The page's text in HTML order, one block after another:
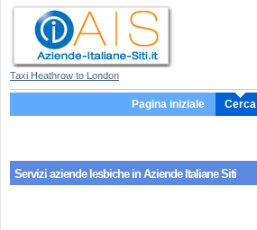
Taxi Heathrow to London
Pagina iniziale Cerca
Servizi aziende lesbichein Aziende Italiane Siti